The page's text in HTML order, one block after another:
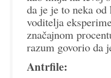
da je je to neka
voditelja
značajnom
razum govorio da
Antrfile: